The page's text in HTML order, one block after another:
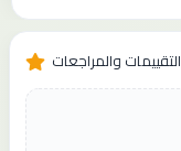
التقييمات والمراجعات